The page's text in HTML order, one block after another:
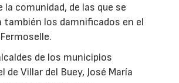
la comunidad, de las que se
también los damnificados en el
de los municipios
de Villar del Buey, José María